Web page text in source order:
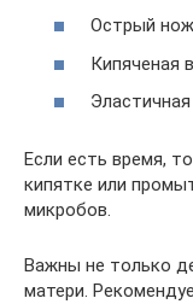
Острый
Кипяченая
Если есть время,
кипятке или
микробов.
Важны не только
матери.